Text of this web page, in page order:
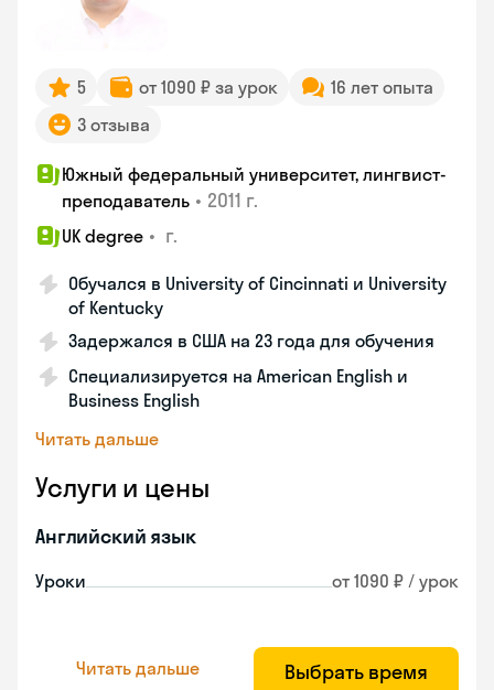
5 от 1090 ₽ за урок
16 лет опыта
3 отзыва
Южный федеральный университет, лингвист-
преподаватель • 2011 г.
UK degree • г.
Обучался в University of Cincinnati и University
of Kentucky
Задержался в США на 23 года для обучения
Специализируется на American English и
Business English
Читать дальше
Услуги и цены
Английский язык
Уроки от 1090 ₽ / урок
Читать дальше Выбрать время